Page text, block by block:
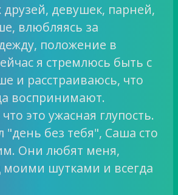
друзей, девушек, парней,
влюбляясь за
положение в
я стремлюсь быть с
и расстраиваюсь, что
воспринимают.
это ужасная глупость.
"день без тебя", Саша сто
Они любят меня,
моими шутками и всегда